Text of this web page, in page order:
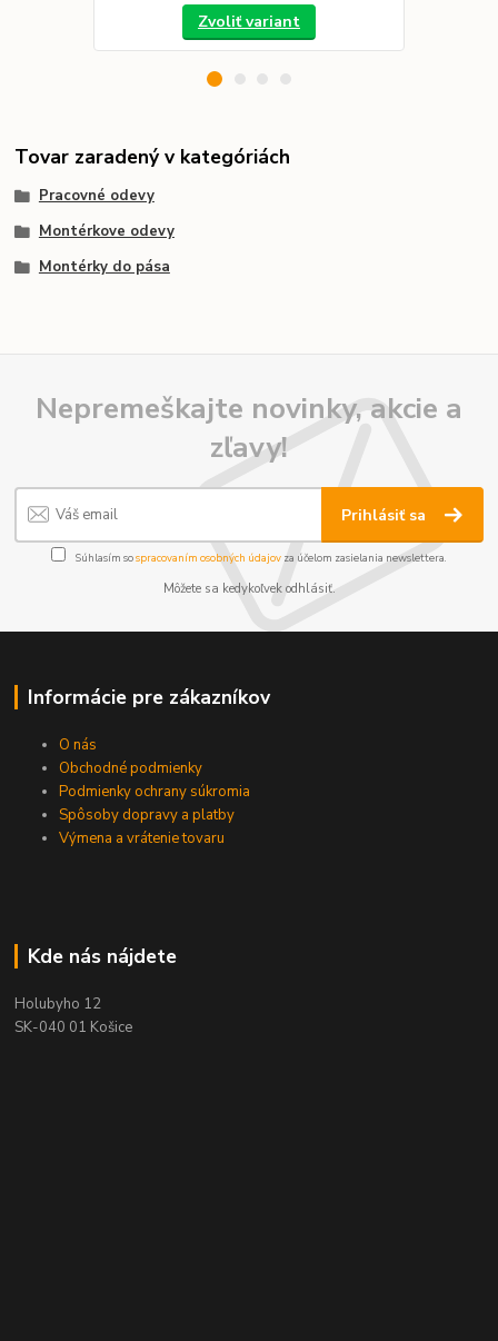
Zvoliť variant
Tovar zaradený v kategóriách
Pracovné odevy
Montérkove odevy
Montérky do pása
Nepremeškajte novinky, akcie a
zľavy!
Prihlásiť sa
Súhlasím sospracovaním osobných údajov za účelom zasielania newslettera.
Môžete sa kedykoľvek odhlásiť.
Informácie pre zákazníkov
O nás
Obchodné podmienky
Podmienky ochrany súkromia
Spôsoby dopravy a platby
Výmena a vrátenie tovaru
Kde nás nájdete
Holubyho 12
SK-040 01 Košice